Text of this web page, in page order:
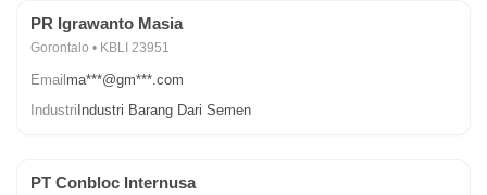
PR Igrawanto Masia
Gorontalo • KBLI 23951
Emailma***@gm***.com
IndustriIndustri Barang Dari Semen
PT Conbloc Internusa